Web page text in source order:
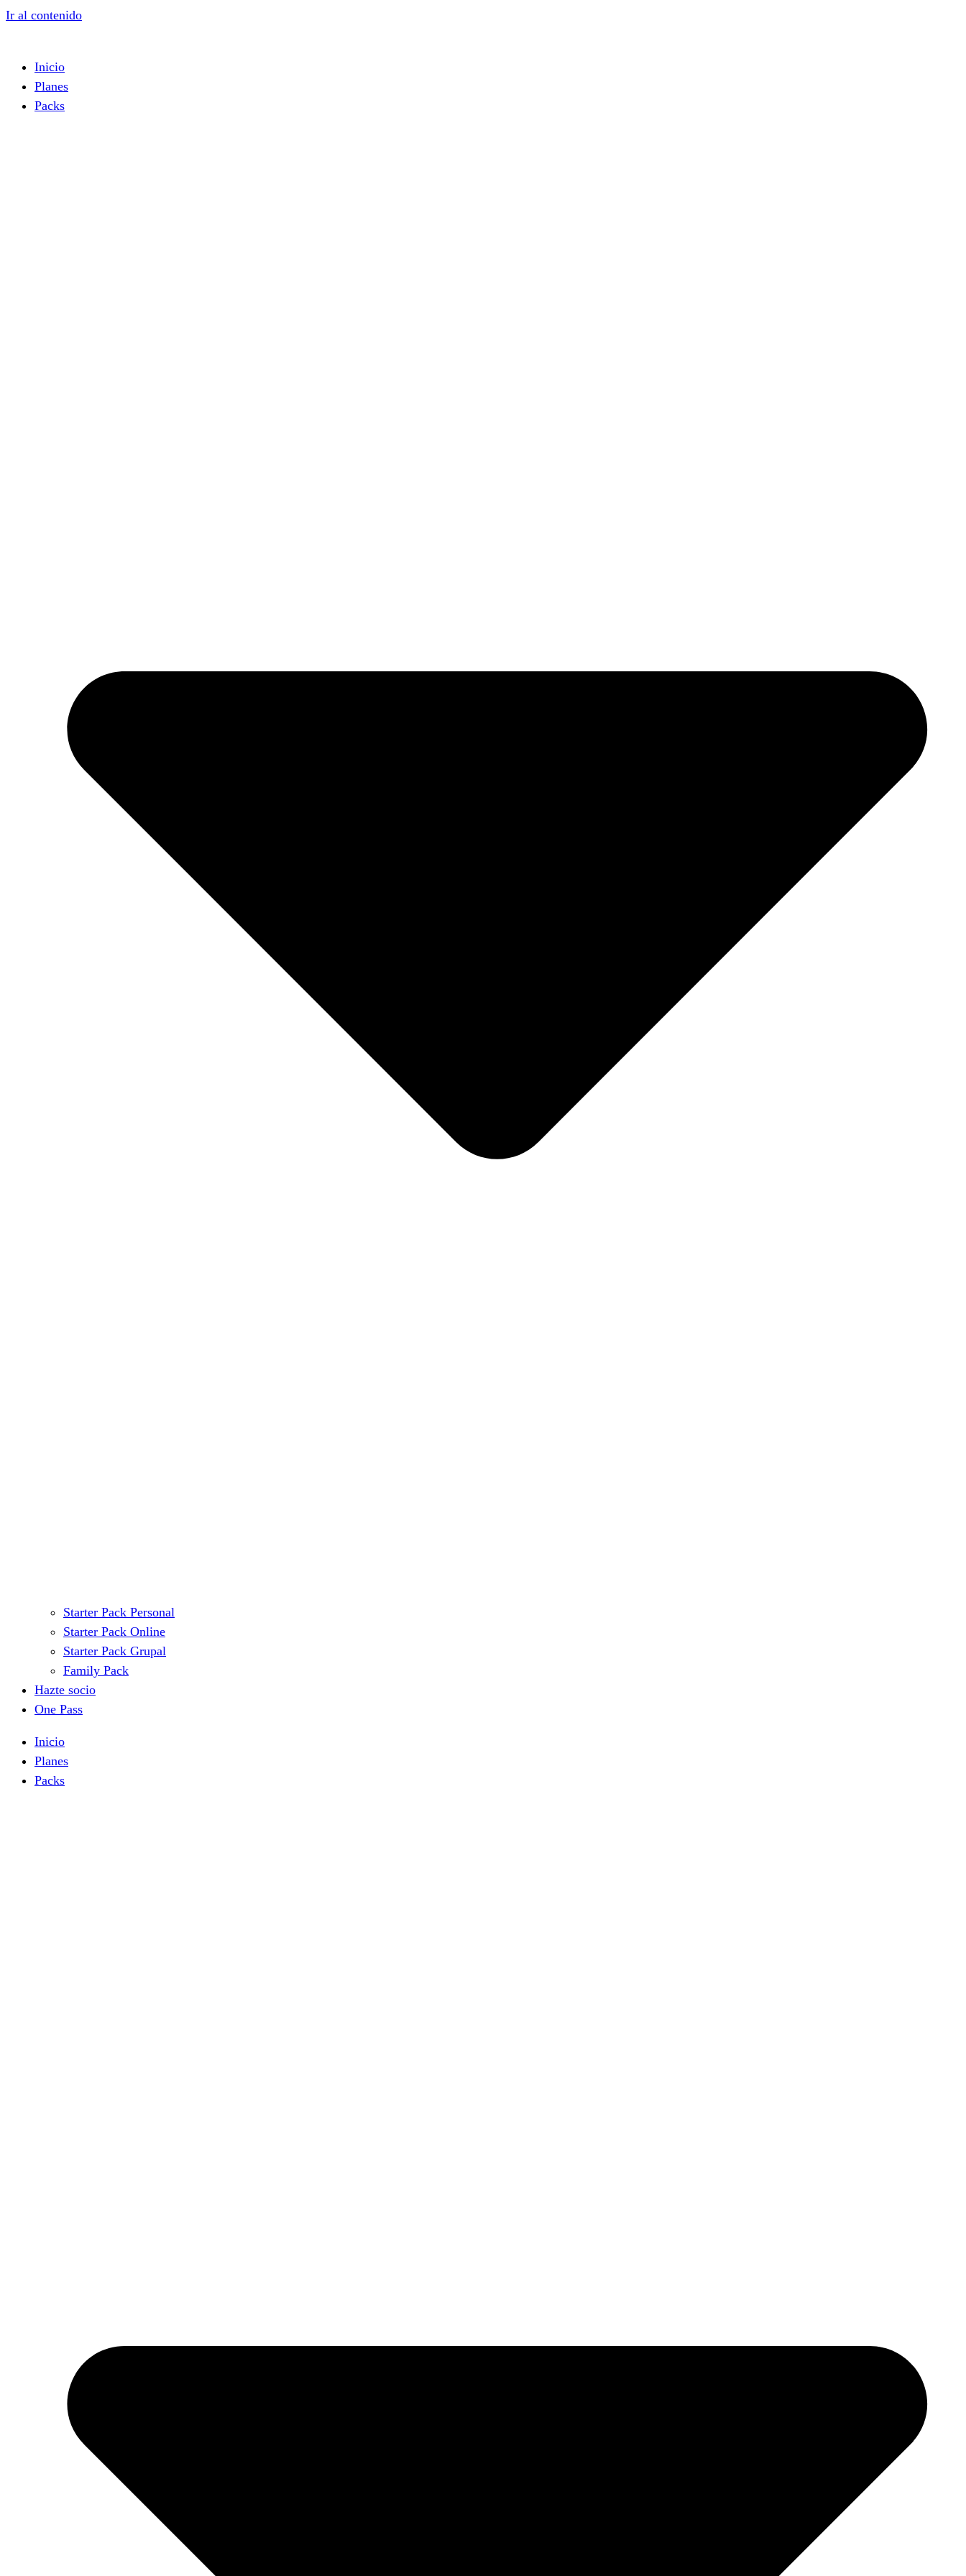
Ir al contenido
Inicio
Planes
Packs
Starter Pack Personal
Starter Pack Online
Starter Pack Grupal
Family Pack
Hazte socio
One Pass
Inicio
Planes
Packs